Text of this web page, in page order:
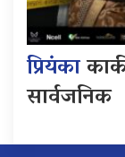
प्रियंका
सार्वजनिक